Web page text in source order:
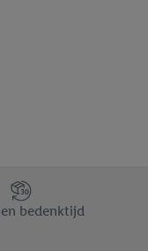
bedenktijd